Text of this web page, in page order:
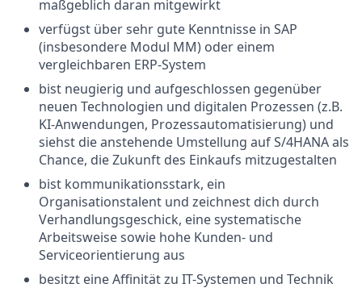
maßgeblich daran mitgewirkt
verfügst über sehr gute Kenntnisse in SAP
(insbesondere Modul MM) oder einem
vergleichbaren ERP-System
bist neugierig und aufgeschlossen gegenüber
neuen Technologien und digitalen Prozessen (z.B.
KI-Anwendungen, Prozessautomatisierung) und
siehst die anstehende Umstellung auf S/4HANA als
Chance, die Zukunft des Einkaufs mitzugestalten
bist kommunikationsstark, ein
Organisationstalent und zeichnest dich durch
Verhandlungsgeschick, eine systematische
Arbeitsweise sowie hohe Kunden- und
Serviceorientierung aus
besitzt eine Affinität zu IT-Systemen und Technik